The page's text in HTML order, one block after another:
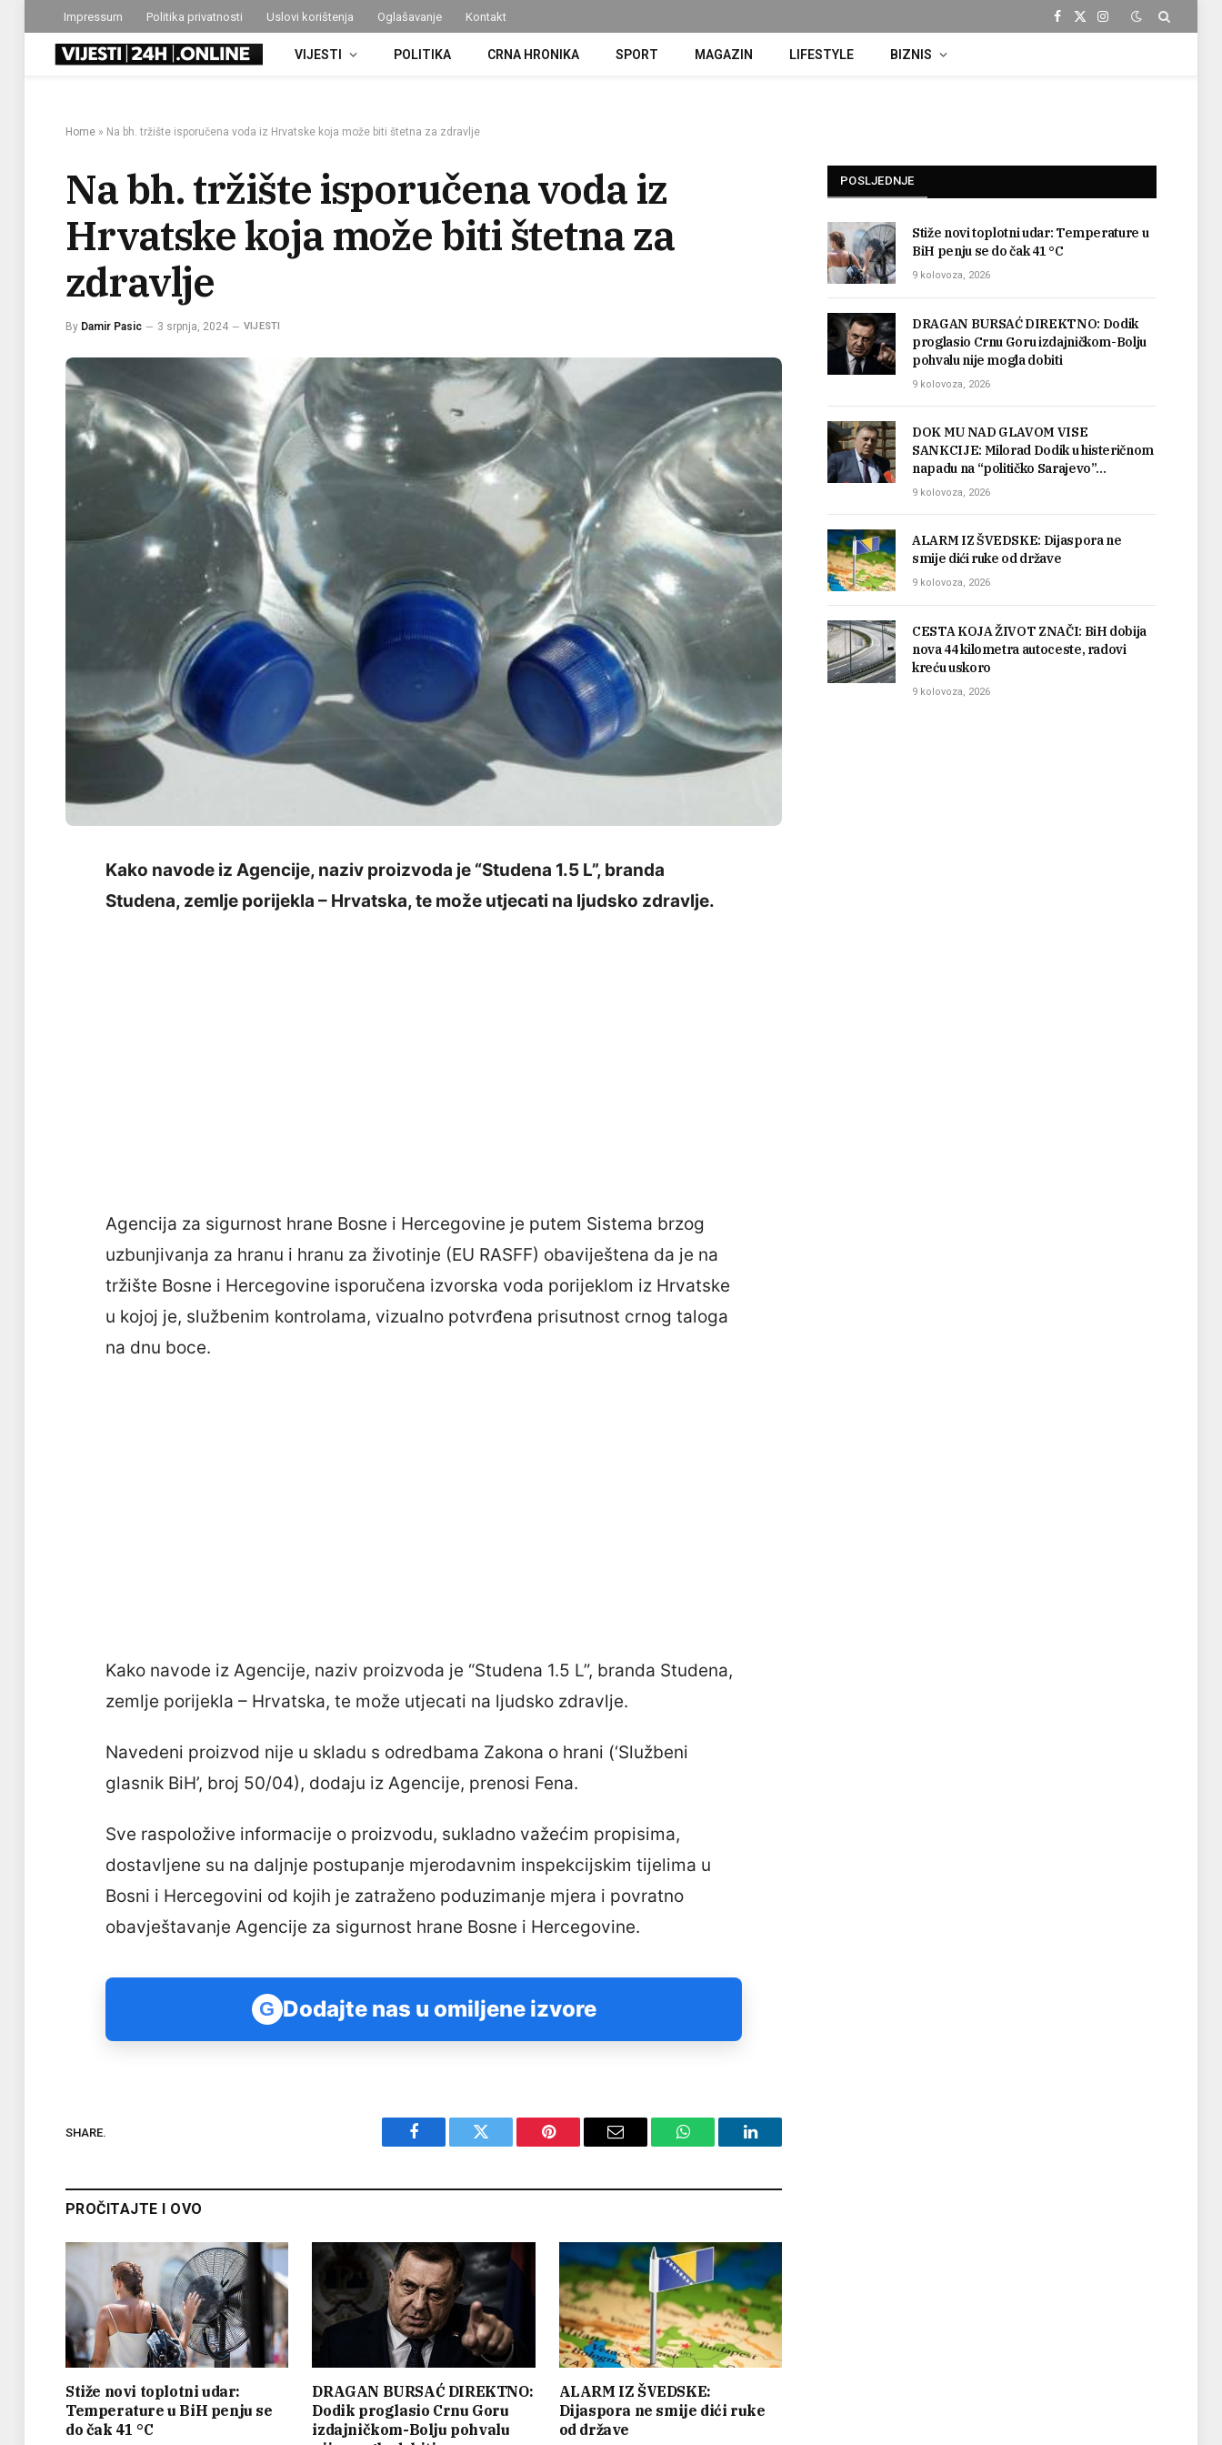
Impressum Politika privatnosti Uslovi korištenja Oglašavanje Kontakt
Facebook
X
Instagram
VIJESTI POLITIKA CRNA HRONIKA SPORT MAGAZIN LIFESTYLE BIZNIS
Home » Na bh. tržište isporučena voda iz Hrvatske koja može biti štetna za zdravlje
Na bh. tržište isporučena voda iz
Hrvatske koja može biti štetna za
zdravlje
By Damir Pasic 3 srpnja, 2024 VIJESTI
Kako navode iz Agencije, naziv proizvoda je “Studena 1.5 L”, branda
Studena, zemlje porijekla – Hrvatska, te može utjecati na ljudsko zdravlje.
Agencija za sigurnost hrane Bosne i Hercegovine je putem Sistema brzog
uzbunjivanja za hranu i hranu za životinje (EU RASFF) obaviještena da je na
tržište Bosne i Hercegovine isporučena izvorska voda porijeklom iz Hrvatske
u kojoj je, službenim kontrolama, vizualno potvrđena prisutnost crnog taloga
na dnu boce.
Kako navode iz Agencije, naziv proizvoda je “Studena 1.5 L”, branda Studena,
zemlje porijekla – Hrvatska, te može utjecati na ljudsko zdravlje.
Navedeni proizvod nije u skladu s odredbama Zakona o hrani (‘Službeni
glasnik BiH’, broj 50/04), dodaju iz Agencije, prenosi Fena.
Sve raspoložive informacije o proizvodu, sukladno važećim propisima,
dostavljene su na daljnje postupanje mjerodavnim inspekcijskim tijelima u
Bosni i Hercegovini od kojih je zatraženo poduzimanje mjera i povratno
obavještavanje Agencije za sigurnost hrane Bosne i Hercegovine.
G Dodajte nas u omiljene izvore
SHARE.
Facebook Twitter Pinterest Email WhatsAppLinkedIn
PROČITAJTE I OVO
Stiže novi toplotni udar:
Temperature u BiH penju se
do čak 41 °C
DRAGAN BURSAĆ DIREKTNO:
Dodik proglasio Crnu Goru
izdajničkom-Bolju pohvalu
ALARM IZ ŠVEDSKE:
Dijaspora ne smije dići ruke
od države
POSLJEDNJE
Stiže novi toplotni udar: Temperature u
BiH penju se do čak 41 °C
9 kolovoza, 2026
DRAGAN BURSAĆ DIREKTNO: Dodik
proglasio Crnu Goru izdajničkom-Bolju
pohvalu nije mogla dobiti
9 kolovoza, 2026
DOK MU NAD GLAVOM VISE
SANKCIJE: Milorad Dodik u histeričnom
napadu na “političko Sarajevo”…
9 kolovoza, 2026
ALARM IZ ŠVEDSKE: Dijaspora ne
smije dići ruke od države
9 kolovoza, 2026
CESTA KOJA ŽIVOT ZNAČI: BiH dobija
nova 44 kilometra autoceste, radovi
kreću uskoro
9 kolovoza, 2026